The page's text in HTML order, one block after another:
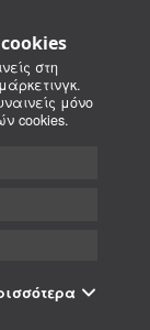
στη
μόνο
cookies.